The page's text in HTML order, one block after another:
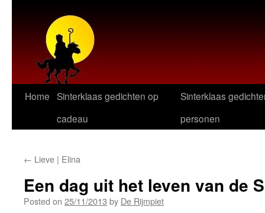
Home Sinterklaas gedichten op
cadeau
Sinterklaas
personen
← Lieve | Elina
Een dag uit het leven van de
Posted on 25/11/2013 by De Rijmpiet